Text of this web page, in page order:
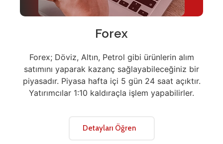
Forex
Forex; Döviz, Altın, Petrol gibi ürünlerin alım
satımını yaparak kazanç sağlayabileceğiniz bir
piyasadır. Piyasa hafta içi 5 gün 24 saat açıktır.
Yatırımcılar 1:10 kaldıraçla işlem yapabilirler.
Detayları Öğren